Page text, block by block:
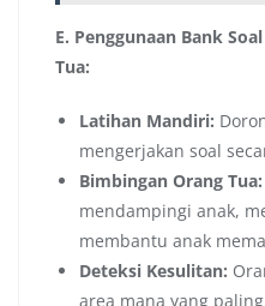
E. Penggunaan Bank
Tua:
Latihan Mandiri:
mengerjakan soal
Bimbingan Orang Tua:
mendampingi anak,
membantu anak
Deteksi Kesulitan:
area mana yang